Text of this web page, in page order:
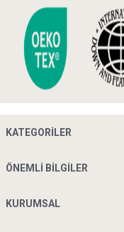
KATEGORILER
ÖNEMLI BILGILER
KURUMSAL